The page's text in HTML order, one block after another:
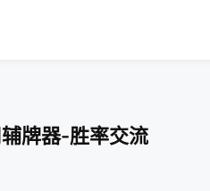
牌器-胜率交流